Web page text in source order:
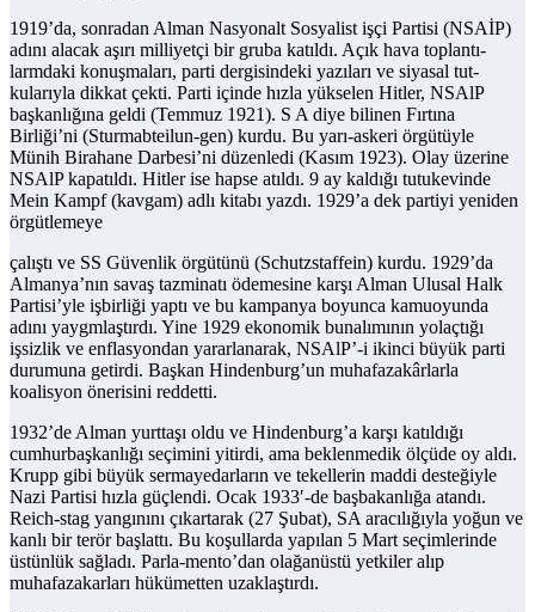
1919’da, sonradan Alman Nasyonalt Sosyalist işçi Partisi (NSAİP)
adını alacak aşırı milliyetçi bir gruba katıldı. Açık hava toplantı-
larmdaki konuşmaları, parti dergisindeki yazıları ve siyasal tut-
kularıyla dikkat çekti. Parti içinde hızla yükselen Hitler, NSAlP
başkanlığına geldi (Temmuz 1921). S A diye bilinen Fırtına
Birliği’ni (Sturmabteilun-gen) kurdu. Bu yarı-askeri örgütüyle
Münih Birahane Darbesi’ni düzenledi (Kasım 1923). Olay üzerine
NSAlP kapatıldı. Hitler ise hapse atıldı. 9 ay kaldığı tutukevinde
Mein Kampf (kavgam) adlı kitabı yazdı. 1929’a dek partiyi yeniden
örgütlemeye
çalıştı ve SS Güvenlik örgütünü (Schutzstaffein) kurdu. 1929’da
Almanya’nın savaş tazminatı ödemesine karşı Alman Ulusal Halk
Partisi’yle işbirliği yaptı ve bu kampanya boyunca kamuoyunda
adını yaygmlaştırdı. Yine 1929 ekonomik bunalımının yolaçtığı
işsizlik ve enflasyondan yararlanarak, NSAlP’-i ikinci büyük parti
durumuna getirdi. Başkan Hindenburg’un muhafazakârlarla
koalisyon önerisini reddetti.
1932’de Alman yurttaşı oldu ve Hindenburg’a karşı katıldığı
cumhurbaşkanlığı seçimini yitirdi, ama beklenmedik ölçüde oy aldı.
Krupp gibi büyük sermayedarların ve tekellerin maddi desteğiyle
Nazi Partisi hızla güçlendi. Ocak 1933′-de başbakanlığa atandı.
Reich-stag yangınını çıkartarak (27 Şubat), SA aracılığıyla yoğun ve
kanlı bir terör başlattı. Bu koşullarda yapılan 5 Mart seçimlerinde
üstünlük sağladı. Parla-mento’dan olağanüstü yetkiler alıp
muhafazakarları hükümetten uzaklaştırdı.